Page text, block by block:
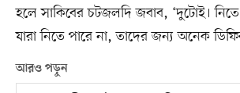
হলে সাকিবের চটজলদি জবাব, ‘দুটোই।
যারা নিতে পারে না, তাদের জন্য অনেক
আরও পড়ুন